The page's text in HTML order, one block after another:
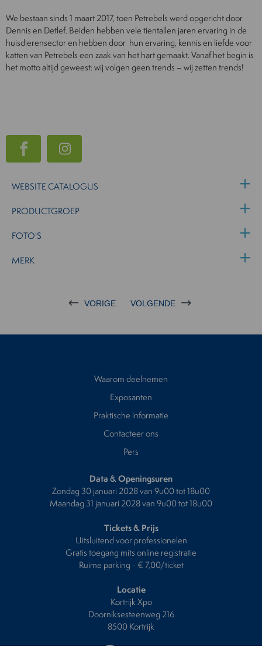
We bestaan sinds 1 maart 2017, toen Petrebels werd opgericht door
Dennis en Detlef. Beiden hebben vele tientallen jaren ervaring in de
huisdierensector en hebben door hun ervaring, kennis en liefde voor
katten van Petrebels een zaak van het hart gemaakt. Vanaf het begin is
het motto altijd geweest: wij volgen geen trends – wij zetten trends!
WEBSITE CATALOGUS
PRODUCTGROEP
FOTO'S
MERK
VORIGE VOLGENDE
Waarom deelnemen
Exposanten
Praktische informatie
Contacteer ons
Pers
Data & Openingsuren
Zondag 30 januari 2028 van 9u00 tot 18u00
Maandag 31 januari 2028 van 9u00 tot 18u00
Tickets & Prijs
Uitsluitend voor professionelen
Gratis toegang mits online registratie
Ruime parking - € 7,00/ticket
Locatie
Kortrijk Xpo
Doorniksesteenweg 216
8500 Kortrijk